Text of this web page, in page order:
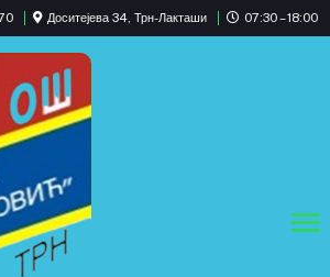
Доситејева 34, Трн-Лакташи 07:30 – 18:00